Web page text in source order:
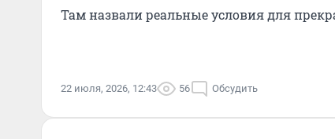
Там назвали реальные условия для
22 июля, 2026, 12:43 56 Обсудить